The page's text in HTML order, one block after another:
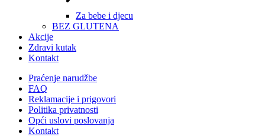
Za bebe i djecu
BEZ GLUTENA
Akcije
Zdravi kutak
Kontakt
Praćenje narudžbe
FAQ
Reklamacije i prigovori
Politika privatnosti
Opći uslovi poslovanja
Kontakt